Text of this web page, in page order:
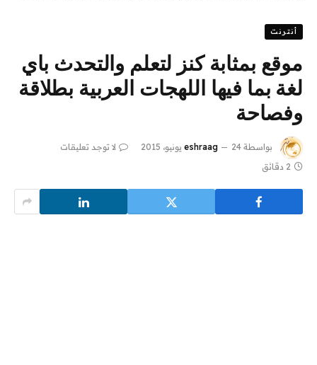
أنترنت
موقع بمثابة كنز لتعلم والتحدث باي
لغة بما فيها اللهجات العربية بطلاقة
وفصاحة
بواسطة eshraag 24 يونيو، 2015
لا توجد تعليقات
2 دقائق